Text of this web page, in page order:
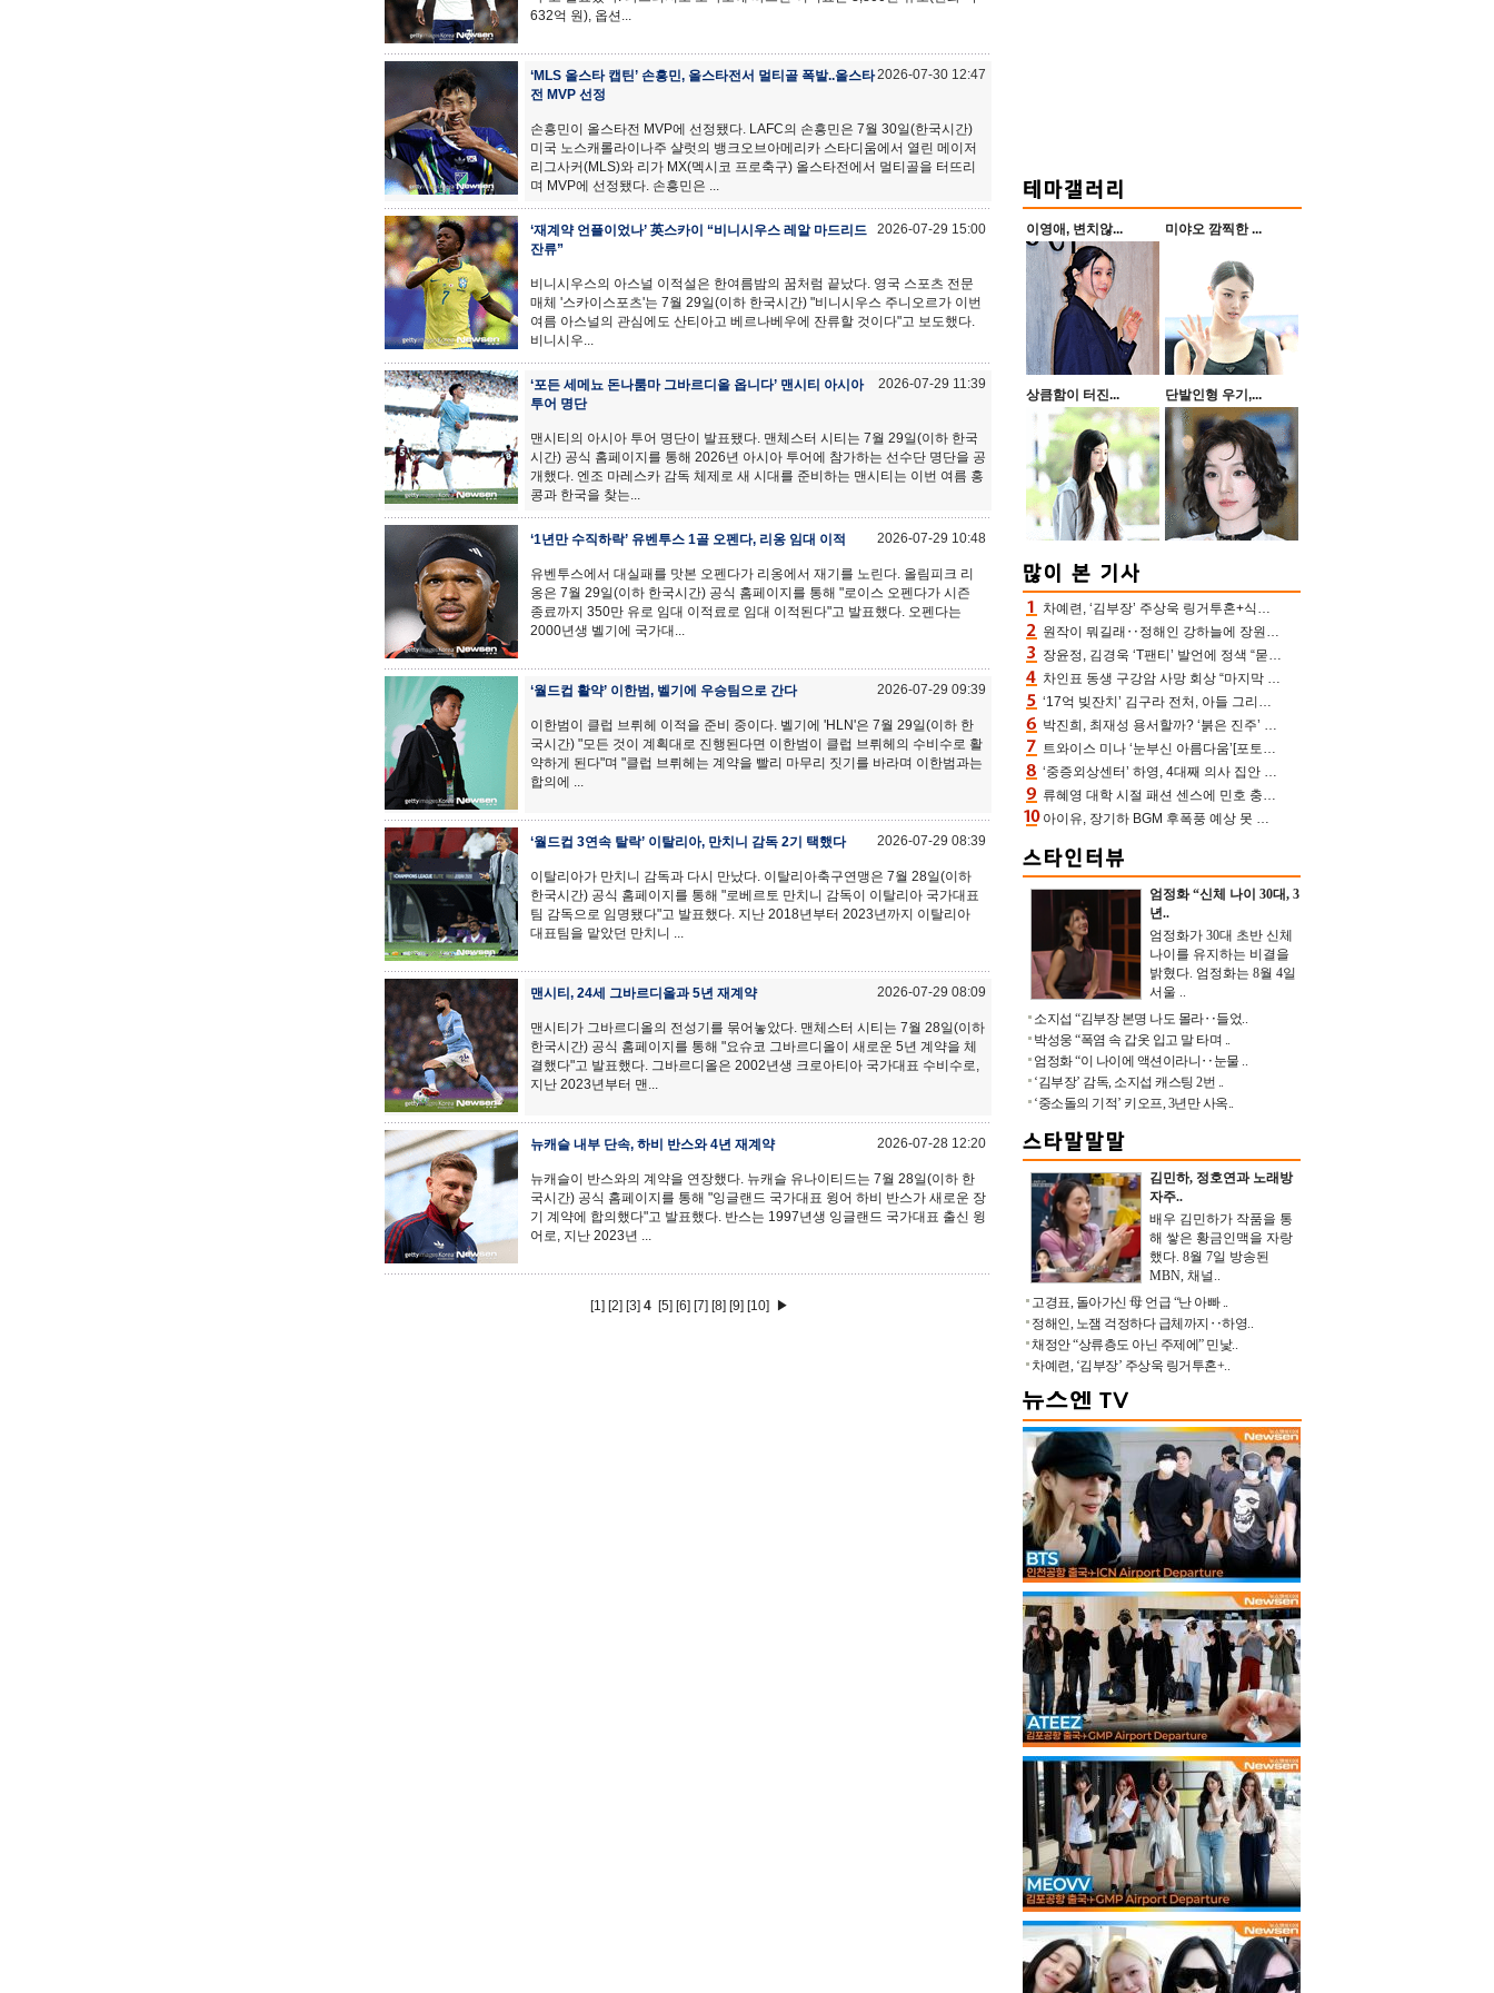
632억 원), 옵션...
‘MLS 올스타 캡틴’ 손흥민, 올스타전서 멀티골 폭발..올스타
전 MVP 선정
2026-07-30 12:47
손흥민이 올스타전 MVP에 선정됐다. LAFC의 손흥민은 7월 30일(한국시간)
미국 노스캐롤라이나주 샬럿의 뱅크오브아메리카 스타디움에서 열린 메이저
리그사커(MLS)와 리가 MX(멕시코 프로축구) 올스타전에서 멀티골을 터뜨리
며 MVP에 선정됐다. 손흥민은 ...
‘재계약 언플이었나’ 英스카이 “비니시우스 레알 마드리드
잔류”
2026-07-29 15:00
비니시우스의 아스널 이적설은 한여름밤의 꿈처럼 끝났다. 영국 스포츠 전문
매체 '스카이스포츠'는 7월 29일(이하 한국시간) "비니시우스 주니오르가 이번
여름 아스널의 관심에도 산티아고 베르나베우에 잔류할 것이다"고 보도했다.
비니시우...
‘포든 세메뇨 돈나룸마 그바르디올 옵니다’ 맨시티 아시아
투어 명단
2026-07-29 11:39
맨시티의 아시아 투어 명단이 발표됐다. 맨체스터 시티는 7월 29일(이하 한국
시간) 공식 홈페이지를 통해 2026년 아시아 투어에 참가하는 선수단 명단을 공
개했다. 엔조 마레스카 감독 체제로 새 시대를 준비하는 맨시티는 이번 여름 홍
콩과 한국을 찾는...
‘1년만 수직하락’ 유벤투스 1골 오펜다, 리옹 임대 이적 2026-07-29 10:48
유벤투스에서 대실패를 맛본 오펜다가 리옹에서 재기를 노린다. 올림피크 리
옹은 7월 29일(이하 한국시간) 공식 홈페이지를 통해 "로이스 오펜다가 시즌
종료까지 350만 유로 임대 이적료로 임대 이적된다"고 발표했다. 오펜다는
2000년생 벨기에 국가대...
‘월드컵 활약’ 이한범, 벨기에 우승팀으로 간다 2026-07-29 09:39
이한범이 클럽 브뤼헤 이적을 준비 중이다. 벨기에 'HLN'은 7월 29일(이하 한
국시간) "모든 것이 계획대로 진행된다면 이한범이 클럽 브뤼헤의 수비수로 활
약하게 된다"며 "클럽 브뤼헤는 계약을 빨리 마무리 짓기를 바라며 이한범과는
합의에 ...
‘월드컵 3연속 탈락’ 이탈리아, 만치니 감독 2기 택했다 2026-07-29 08:39
이탈리아가 만치니 감독과 다시 만났다. 이탈리아축구연맹은 7월 28일(이하
한국시간) 공식 홈페이지를 통해 "로베르토 만치니 감독이 이탈리아 국가대표
팀 감독으로 임명됐다"고 발표했다. 지난 2018년부터 2023년까지 이탈리아
대표팀을 맡았던 만치니 ...
맨시티, 24세 그바르디올과 5년 재계약 2026-07-29 08:09
맨시티가 그바르디올의 전성기를 묶어놓았다. 맨체스터 시티는 7월 28일(이하
한국시간) 공식 홈페이지를 통해 "요슈코 그바르디올이 새로운 5년 계약을 체
결했다"고 발표했다. 그바르디올은 2002년생 크로아티아 국가대표 수비수로,
지난 2023년부터 맨...
뉴캐슬 내부 단속, 하비 반스와 4년 재계약 2026-07-28 12:20
뉴캐슬이 반스와의 계약을 연장했다. 뉴캐슬 유나이티드는 7월 28일(이하 한
국시간) 공식 홈페이지를 통해 "잉글랜드 국가대표 윙어 하비 반스가 새로운 장
기 계약에 합의했다"고 발표했다. 반스는 1997년생 잉글랜드 국가대표 출신 윙
어로, 지난 2023년 ...
[1] [2] [3] 4 [5] [6] [7] [8] [9] [10] ▶
이영애, 변치않... 미야오 깜찍한 ...
상큼함이 터진... 단발인형 우기,...
차예련, ‘김부장’ 주상욱 링거투혼+식스팩 비화 “옷 벗는데 아저씨는 안 된다고”(차장금)
원작이 뭐길래‥정해인 강하늘에 장원영까지 참여한 이 영화
장윤정, 김경욱 ‘T팬티’ 발언에 정색 “묻지 않았는데, 그것도 성희롱”(장공장)
차인표 동생 구강암 사망 회상 “마지막 순간 동생 손 잡아준 신애라, 두고두고 고마워” (신애라이프)
‘17억 빚잔치’ 김구라 전처, 아들 그리는 “나 뿐인데” 친엄마 챙기는 효심 눈길
박진희, 최재성 용서할까? ‘붉은 진주’ 오늘(7일) 결말 나온다
트와이스 미나 ‘눈부신 아름다움’[포토엔HD]
‘중증외상센터’ 하영, 4대째 의사 집안 인증 “증조부, 고종 황제 진료”(옥문아)[어제TV]
류혜영 대학 시절 패션 센스에 민호 충격 “레몬색 레깅스에 다리 없는 줄”(나혼산)
아이유, 장기하 BGM 후폭풍 예상 못 했나‥삭제 오보→윤가이까지 엮여 시끌
엄정화 “신체 나이 30대, 3
년..
엄정화가 30대 초반 신체
나이를 유지하는 비결을
밝혔다. 엄정화는 8월 4일
서울 ..
소지섭 “김부장 본명 나도 몰라‥들었..
박성웅 “폭염 속 갑옷 입고 말 타며 ..
엄정화 “이 나이에 액션이라니‥눈물 ..
‘김부장’ 감독, 소지섭 캐스팅 2번 ..
‘중소돌의 기적’ 키오프, 3년만 사옥..
김민하, 정호연과 노래방
자주..
배우 김민하가 작품을 통
해 쌓은 황금인맥을 자랑
했다. 8월 7일 방송된
MBN, 채널..
고경표, 돌아가신 母 언급 “난 아빠 ..
정해인, 노잼 걱정하다 급체까지‥하영..
채정안 “상류층도 아닌 주제에” 민낯..
차예련, ‘김부장’ 주상욱 링거투혼+..